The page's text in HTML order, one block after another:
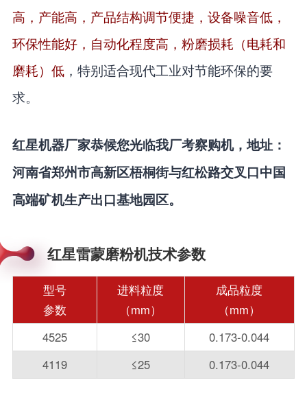
高，产能高，产品结构调节便捷，设备噪音低，
环保性能好，自动化程度高，粉磨损耗（电耗和
磨耗）低，特别适合现代工业对节能环保的要
求。
红星机器厂家恭候您光临我厂考察购机，地址：
河南省郑州市高新区梧桐街与红松路交叉口中国
高端矿机生产出口基地园区。
红星雷蒙磨粉机技术参数
型号
参数
进料粒度
（mm）
成品粒度
（mm）
4525
≤30
0.173-0.044
4119
≤25 0.173-0.044